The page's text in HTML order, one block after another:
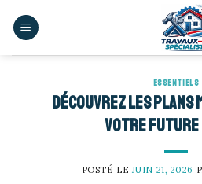
ESSENTIELS
Découvrez les plans
votre future
POSTÉ LE JUIN 21, 2026